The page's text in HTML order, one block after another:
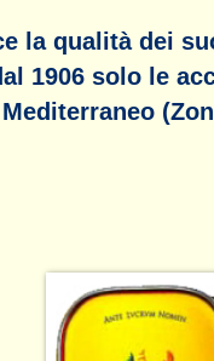
la qualità dei
1906 solo le